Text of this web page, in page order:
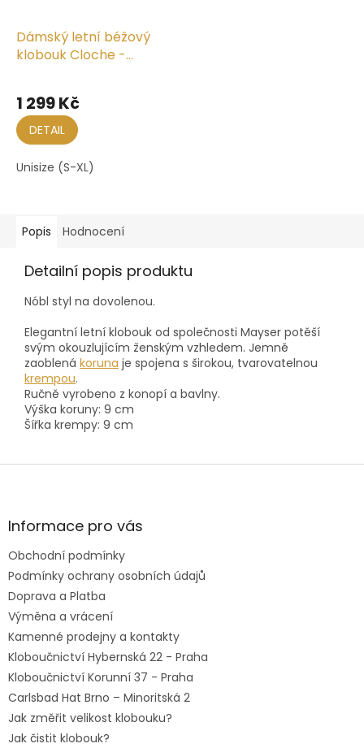
Dámský letní béžový
klobouk Cloche -
1 299 Kč
DETAIL
Unisize (S-XL)
Popis Hodnocení
Detailní popis produktu
Nóbl styl na dovolenou.
Elegantní letní klobouk od společnosti Mayser potěší
svým okouzlujícím ženským vzhledem. Jemně
zaoblená koruna je spojena s širokou, tvarovatelnou
krempou.
Ručně vyrobeno z konopí a bavlny.
Výška koruny: 9 cm
Šířka krempy: 9 cm
Z
aInformace pro vás
Obchodní podmínky
Podmínky ochrany osobních údajů
Doprava a Platba
Výměna a vrácení
Kamenné prodejny a kontakty
Kloboučnictví Hybernská 22 - Praha
Kloboučnictví Korunní 37 - Praha
Carlsbad Hat Brno – Minoritská 2
Jak změřit velikost klobouku?
Jak čistit klobouk?